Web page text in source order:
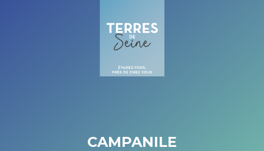
CAMPANILE